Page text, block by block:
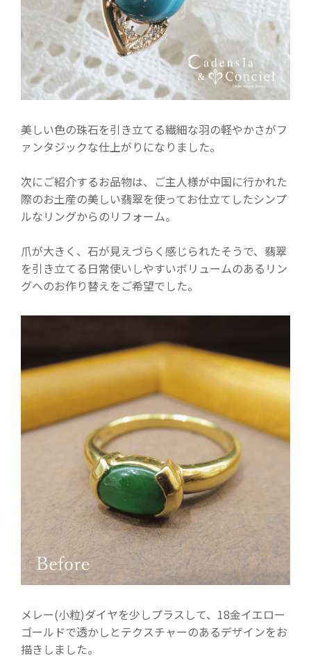
美しい色の珠石を引き立てる繊細な羽の軽やかさがフ
ァンタジックな仕上がりになりました。
次にご紹介するお品物は、ご主人様が中国に行かれた
際のお土産の美しい翡翠を使ってお仕立てしたシンプ
ルなリングからのリフォーム。
爪が大きく、石が見えづらく感じられたそうで、翡翠
を引き立てる日常使いしやすいボリュームのあるリン
グへのお作り替えをご希望でした。
メレー(小粒)ダイヤを少しプラスして、18金イエロー
ゴールドで透かしとテクスチャーのあるデザインをお
描きしました。